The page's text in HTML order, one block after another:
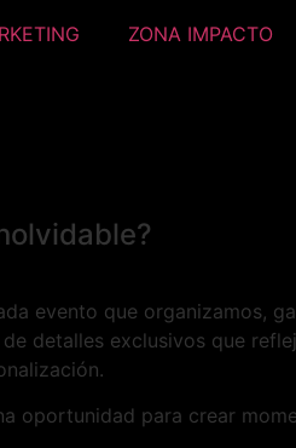
ZONA IMPACTO
evento que organizamos,
de detalles exclusivos que
oportunidad para crear